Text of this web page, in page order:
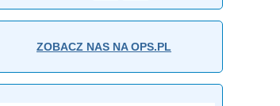
ZOBACZ NAS NA OPS.PL